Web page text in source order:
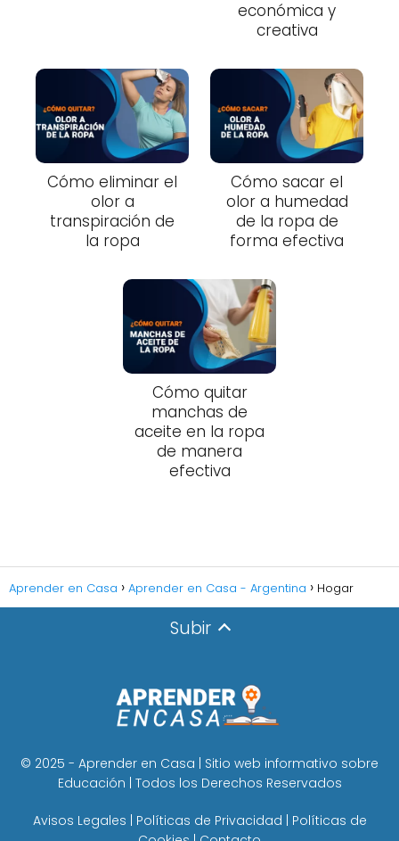
económica y
creativa
Cómo eliminar el
olor a
transpiración de
la ropa
Cómo sacar el
olor a humedad
de la ropa de
forma efectiva
Cómo quitar
manchas de
aceite en la ropa
de manera
efectiva
Aprender en Casa Aprender en Casa - Argentina Hogar
Subir
© 2025 - Aprender en Casa | Sitio web informativo sobre
Educación | Todos los Derechos Reservados
Avisos Legales Políticas de Privacidad
Políticas de